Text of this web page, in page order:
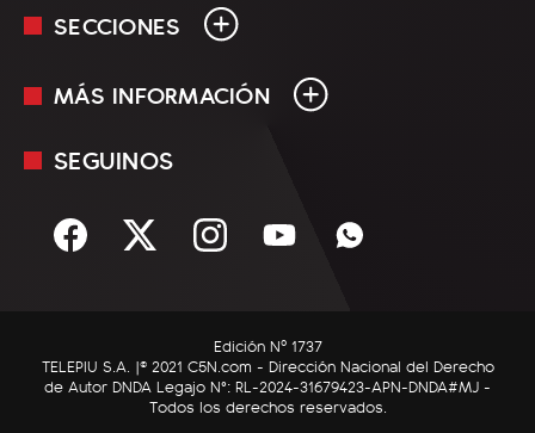
SECCIONES
En Vivo
Sociedad
C5N Autos
RatingCero
MÁS INFORMACIÓN
Mediakit
Términos y condiciones
SEGUINOS
Edición Nº 1737
TELEPIU S.A. |© 2021 C5N.com - Dirección Nacional del Derecho
de Autor DNDA Legajo N°: RL-2024-31679423-APN-DNDA#MJ -
Todos los derechos reservados.